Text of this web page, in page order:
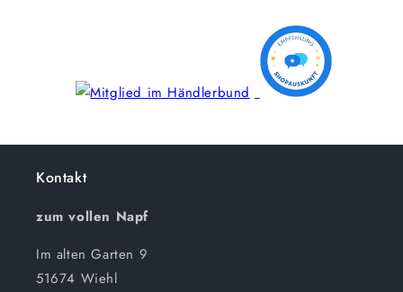
Kontakt
zum vollen Napf
Im alten Garten 9
51674 Wiehl